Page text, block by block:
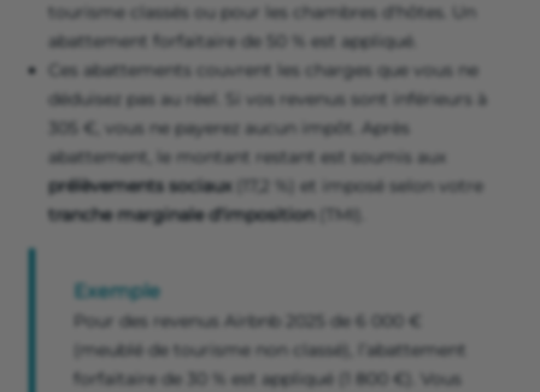
tourisme classés ou pour les chambres d'hôtes. Un
abattement forfaitaire de 50 % est appliqué.
Ces abattements couvrent les charges que vous ne
déduisez pas au réel. Si vos revenus sont inférieurs à
305 €, vous ne payerez aucun impôt. Après
abattement, le montant restant est soumis aux
prélèvements sociaux (17,2 %) et imposé selon votre
tranche marginale d'imposition (TMI).
Exemple
Pour des revenus Airbnb 2025 de 6 000 €
(meublé de tourisme non classé), l’abattement
forfaitaire de 30 % est appliqué (1 800 €). Vous